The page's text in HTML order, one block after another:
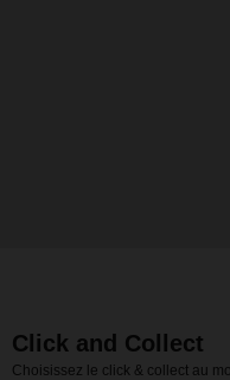
Click and Collect
Choisissez le click & collect au